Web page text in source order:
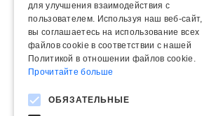
для улучшения взаимодействия с
пользователем. Используя наш веб-сайт,
вы соглашаетесь на использование всех
файлов cookie в соответствии с нашей
Политикой в ​​отношении файлов cookie.
Прочитайте больше
ОБЯЗАТЕЛЬНЫЕ